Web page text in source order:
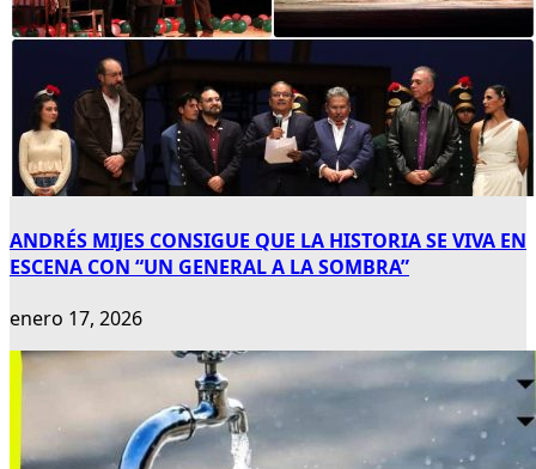
ANDRÉS MIJES CONSIGUE QUE LA HISTORIA SE VIVA EN
ESCENA CON “UN GENERAL A LA SOMBRA”
enero 17, 2026